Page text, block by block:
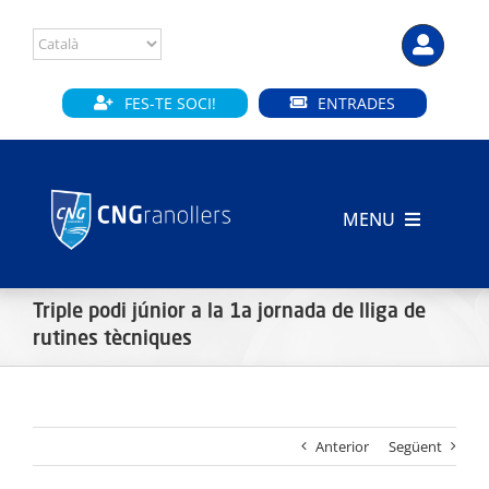
content
FES-TE SOCI! ENTRADES
MENU
CLUB
Triple podi júnior a la 1a jornada de lliga de
rutines tècniques
Anterior Següent